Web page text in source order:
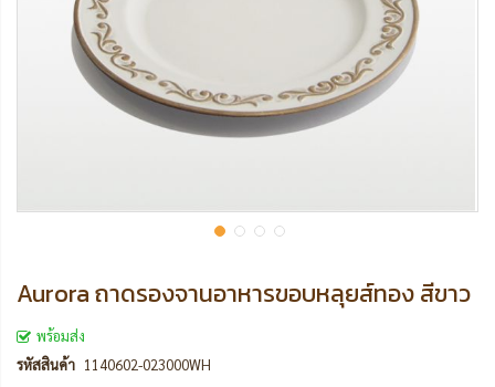
Aurora ถาดรองจานอาหารขอบหลุยส์ทอง สีขาว
พร้อมส่ง
รหัสสินค้า 1140602-023000WH